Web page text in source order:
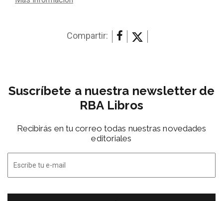
Compartir:
Suscríbete a nuestra newsletter de
RBA Libros
Recibirás en tu correo todas nuestras novedades
editoriales